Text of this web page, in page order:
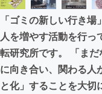
まちづく
CAMPFIRE for
CAMPFIREふ
「ゴミの新しい行き場
人を増やす活動を行っ
転研究所です。 「まだ
に向き合い、関わる人
と化」することを大切